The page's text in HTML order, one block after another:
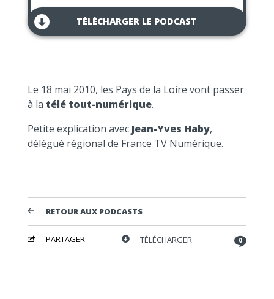
TÉLÉCHARGER LE PODCAST
Le 18 mai 2010, les Pays de la Loire vont passer
à la télé tout-numérique.
Petite explication avec Jean-Yves Haby,
délégué régional de France TV Numérique.
RETOUR AUX PODCASTS
PARTAGER TÉLÉCHARGER 0